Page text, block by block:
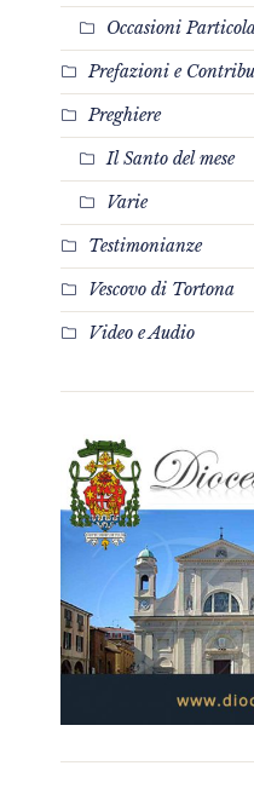
Occasioni
Prefazioni e
Preghiere
Il Santo del mese
Varie
Testimonianze
Vescovo di Tortona
Video e Audio